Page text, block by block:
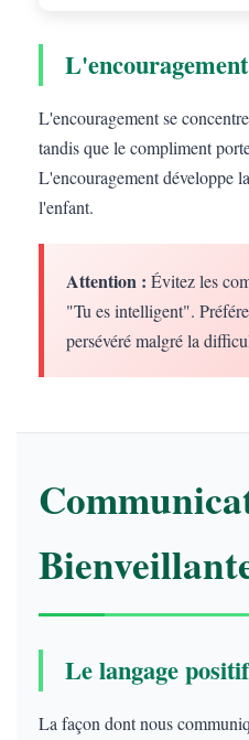
L'encouragement se
tandis que le compliment
L'encouragement développe
l'enfant.
Attention : Évitez les
"Tu es intelligent".
persévéré malgré la
Le langage positif
La façon dont nous